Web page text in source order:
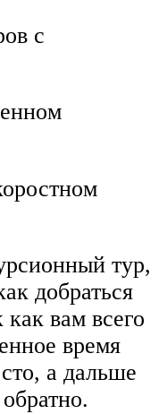
с
тур,
добраться
как вам всего
время
а дальше